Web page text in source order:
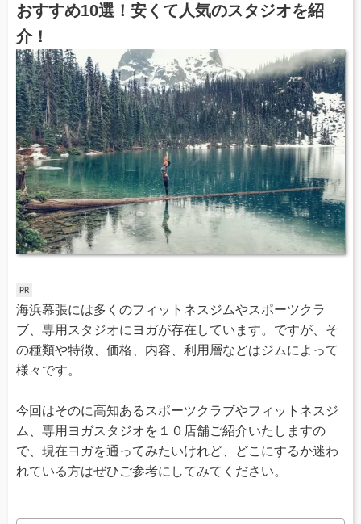
おすすめ10選！安くて人気のスタジオを紹
介！
海浜幕張には多くのフィットネスジムやスポーツクラ
ブ、専用スタジオにヨガが存在しています。ですが、そ
の種類や特徴、価格、内容、利用層などはジムによって
様々です。
今回はそのに高知あるスポーツクラブやフィットネスジ
ム、専用ヨガスタジオを１０店舗ご紹介いたしますの
で、現在ヨガを通ってみたいけれど、どこにするか迷わ
れている方はぜひご参考にしてみてください。